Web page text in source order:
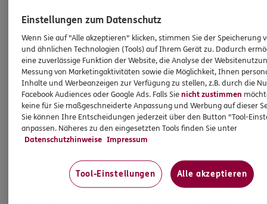
stellen Sie sich bei ERGO die Haftpflicht zusammen,
die zu Ihnen passt:
DieVariante „Smart“der ERGO
Privathaftpflichtversicherung bietet Ihnen
umfangreichen Schutz mit einer
Versicherungssumme von 10 Mio. €. Und das zum
günstigen Preis. Zusätzlich können Sie die 3
Bausteine Schlüsselverlust, Forderungsausfall und
dazubuchen.
Einstellungen zum Datenschutz
Wenn Sie auf "Alle akzeptieren" klicken, stimmen Sie der Speicherung
und ähnlichen Technologien (Tools) auf Ihrem Gerät zu. Dadurch
eine zuverlässige Funktion der Website, die Analyse der
Messung von Marketingaktivitäten sowie die Möglichkeit, Ihnen
Inhalte und Werbeanzeigen zur Verfügung zu stellen, z.B. durch die
Facebook Audiences oder Google Ads. Falls Sienicht zustimmen
keine für Sie maßgeschneiderte Anpassung und Werbung auf dieser
Sie können Ihre Entscheidungen jederzeit über den Button "Tool-
anpassen. Näheres zu den eingesetzten Tools finden Sie unter
Datenschutzhinweise Impressum
Tool-Einstellungen Alle akzeptieren